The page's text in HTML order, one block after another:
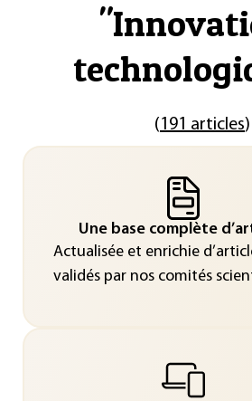
"
(191 articles)
Une base complète
Actualisée et enrichie
validés par nos comités